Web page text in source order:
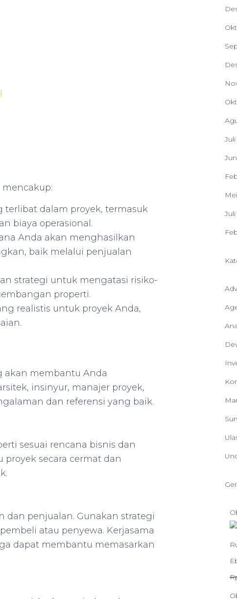
terlibat dalam proyek, termasuk
biaya operasional.
Anda akan menghasilkan
baik melalui penjualan
strategi untuk mengatasi risiko-
properti.
realistis untuk proyek Anda,
akan membantu Anda
insinyur, manajer proyek,
dan referensi yang baik.
sesuai rencana bisnis dan
secara cermat dan
dan penjualan. Gunakan strategi
atau penyewa. Kerjasama
dapat membantu memasarkan
Juli
Juli